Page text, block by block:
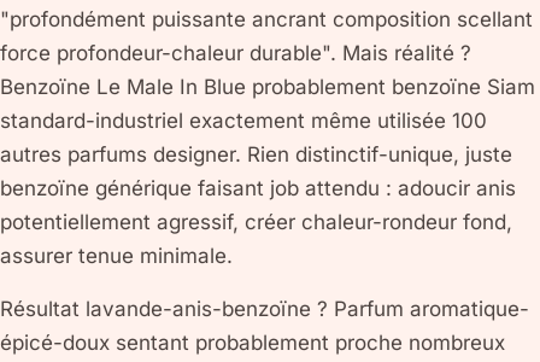
"profondément puissante ancrant composition scellant
force profondeur-chaleur durable". Mais réalité ?
Benzoïne Le Male In Blue probablement benzoïne Siam
standard-industriel exactement même utilisée 100
autres parfums designer. Rien distinctif-unique, juste
benzoïne générique faisant job attendu : adoucir anis
potentiellement agressif, créer chaleur-rondeur fond,
assurer tenue minimale.
Résultat lavande-anis-benzoïne ? Parfum aromatique-
épicé-doux sentant probablement proche nombreux